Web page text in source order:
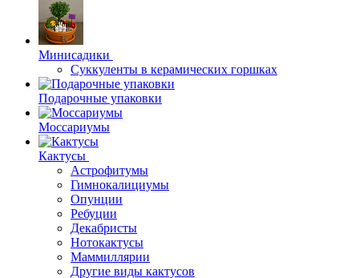
Минисадики
Суккуленты в керамических горшках
Подарочные упаковки
Моссариумы
Кактусы
Астрофитумы
Гимнокалициумы
Опунции
Ребуции
Декабристы
Нотокактусы
Маммиллярии
Другие виды кактусов